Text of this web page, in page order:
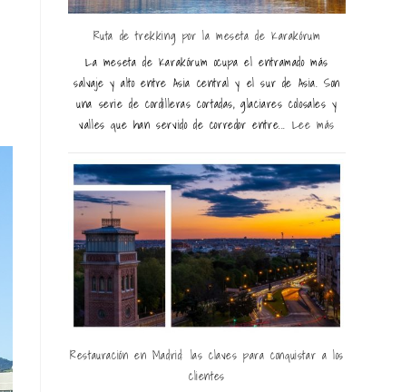
Ruta de trekking por la meseta de Karakórum
La meseta de Karakórum ocupa el entramado más
salvaje y alto entre Asia central y el sur de Asia. Son
una serie de cordilleras cortadas, glaciares colosales y
valles que han servido de corredor entre... Lee más
Restauración en Madrid: las claves para conquistar a los
clientes